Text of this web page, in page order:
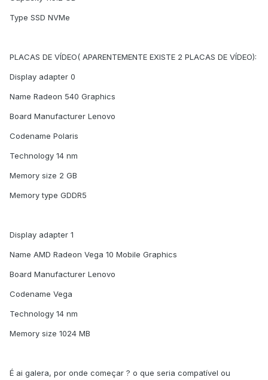
Type SSD NVMe
PLACAS DE VÍDEO( APARENTEMENTE EXISTE 2 PLACAS DE VÍDEO):
Display adapter 0
Name Radeon 540 Graphics
Board Manufacturer Lenovo
Codename Polaris
Technology 14 nm
Memory size 2 GB
Memory type GDDR5
Display adapter 1
Name AMD Radeon Vega 10 Mobile Graphics
Board Manufacturer Lenovo
Codename Vega
Technology 14 nm
Memory size 1024 MB
É ai galera, por onde começar ? o que seria compatível ou